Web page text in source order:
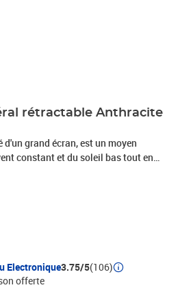
rétractable Anthracite
grand écran, est un moyen
constant et du soleil bas tout en
simple mais élégante en
fonction d'enroulement
réglable jusqu'à 1000 cm. L'écran
aux UV, à la déchirure et à
La livraison comprend également
2 poteaux.Couleur :
avec revêtement en PU +
: 100 x (0 -
Electronique3.75/5(106)
offerte